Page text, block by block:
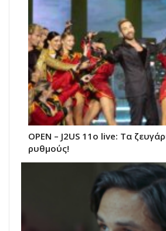
ΟΡΕΝ – J2US 11ο live: Tα
ρυθμούς!